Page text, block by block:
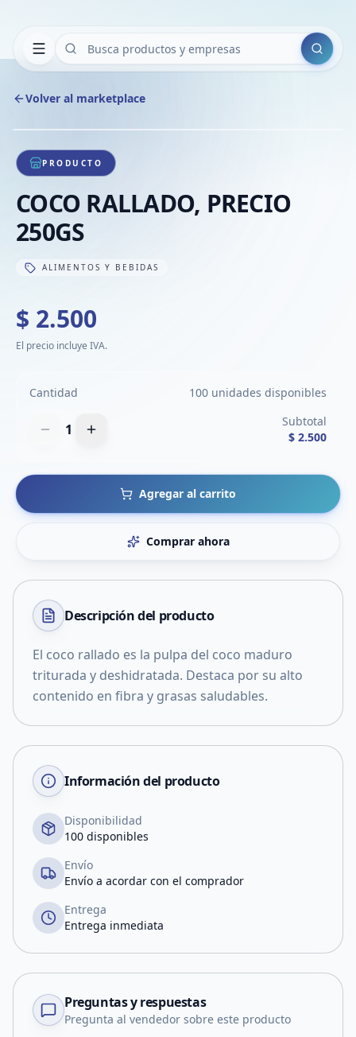
Buscar
Volver al marketplace
1/1
PRODUCTO
COCO RALLADO, PRECIO
250GS
ALIMENTOS Y BEBIDAS
$ 2.500
El precio incluye IVA.
Cantidad 100 unidades disponibles
1
Subtotal
$ 2.500
Agregar al carrito
Comprar ahora
Descripción del producto
El coco rallado es la pulpa del coco maduro
triturada y deshidratada. Destaca por su alto
contenido en fibra y grasas saludables.
Información del producto
Disponibilidad
100 disponibles
Envío
Envío a acordar con el comprador
Entrega
Entrega inmediata
Preguntas y respuestas
Pregunta al vendedor sobre este producto